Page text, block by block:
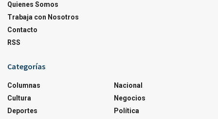
Quienes Somos
Trabaja con Nosotros
Contacto
RSS
Categorías
Columnas
Cultura
Deportes
Nacional
Negocios
Política